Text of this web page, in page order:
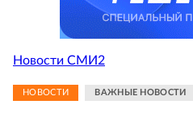
Новости СМИ2
НОВОСТИ ВАЖНЫЕ НОВОСТИ